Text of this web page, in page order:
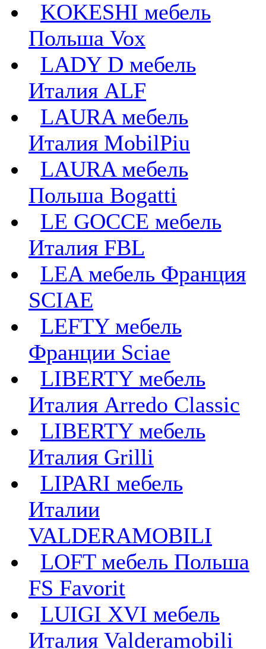
KOKESHI мебель
Польша Vox
LADY D мебель
Италия ALF
LAURA мебель
Италия MobilPiu
LAURA мебель
Польша Bogatti
LE GOCCE мебель
Италия FBL
LEA мебель Франция
SCIAE
LEFTY мебель
Франции Sciae
LIBERTY мебель
Италия Arredo Classic
LIBERTY мебель
Италия Grilli
LIPARI мебель
Италии
VALDERAMOBILI
LOFT мебель Польша
FS Favorit
LUIGI XVI мебель
Италия Valderamobili